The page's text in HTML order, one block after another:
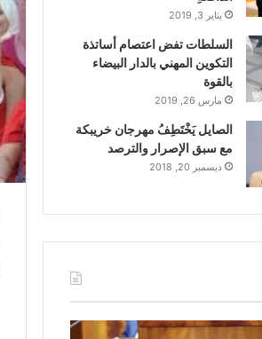
يناير 3, 2019
السلطات تفض اعتصام أساتذة
التكوين المهني بالدار البيضاء
بالقوة
مارس 26, 2019
الصايل يَخْتَطِفُ مهرجان خريبكة
مع سبق الإصرار والترصد
ديسمبر 20, 2018